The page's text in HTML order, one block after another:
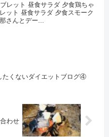
レット 昼食サラダ 夕食鶏ちゃ
ット 昼食サラダ 夕食スモーク
さんとデー...
たくないダイエットブログ④
わせ